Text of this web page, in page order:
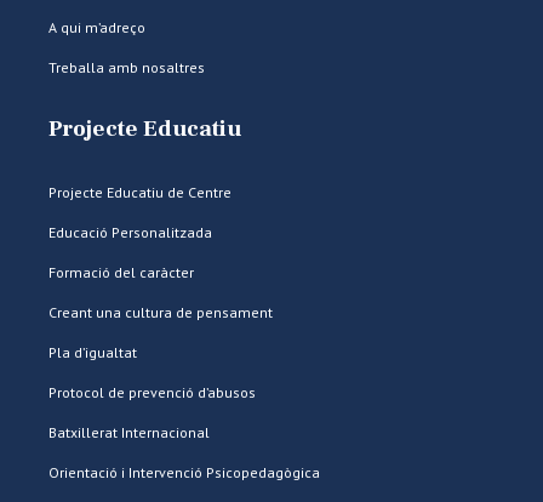
A qui m’adreço
Treballa amb nosaltres
Projecte Educatiu
Projecte Educatiu de Centre
Educació Personalitzada
Formació del caràcter
Creant una cultura de pensament
Pla d’igualtat
Protocol de prevenció d’abusos
Batxillerat Internacional
Orientació i Intervenció Psicopedagògica